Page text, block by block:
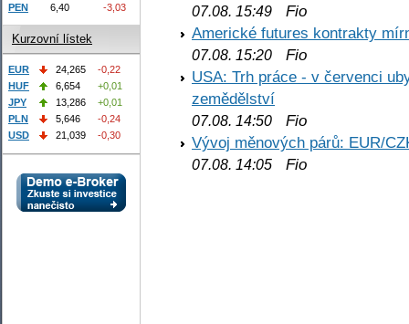
07.08. 15:49 Fio
Americké futures kontrakty
07.08. 15:20 Fio
USA: Trh práce - v červenci
zemědělství
07.08. 14:50 Fio
Vývoj měnových párů: EUR/
07.08. 14:05 Fio
PEN
6,40 -3,03
Kurzovní lístek
EUR 24,265
-0,22
HUF
6,654
+0,01
JPY
13,286
+0,01
PLN
5,646
-0,24
USD
21,039 -0,30